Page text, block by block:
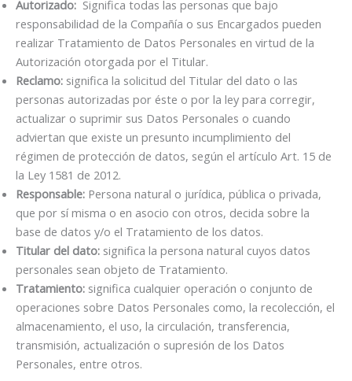
Autorizado: Significa todas las personas que bajo
responsabilidad de la Compañía o sus Encargados pueden
realizar Tratamiento de Datos Personales en virtud de la
Autorización otorgada por el Titular.
Reclamo: significa la solicitud del Titular del dato o las
personas autorizadas por éste o por la ley para corregir,
actualizar o suprimir sus Datos Personales o cuando
adviertan que existe un presunto incumplimiento del
régimen de protección de datos, según el artículo Art. 15 de
la Ley 1581 de 2012.
Responsable: Persona natural o jurídica, pública o privada,
que por sí misma o en asocio con otros, decida sobre la
base de datos y/o el Tratamiento de los datos.
Titular del dato: significa la persona natural cuyos datos
personales sean objeto de Tratamiento.
Tratamiento: significa cualquier operación o conjunto de
operaciones sobre Datos Personales como, la recolección, el
almacenamiento, el uso, la circulación, transferencia,
transmisión, actualización o supresión de los Datos
Personales, entre otros.